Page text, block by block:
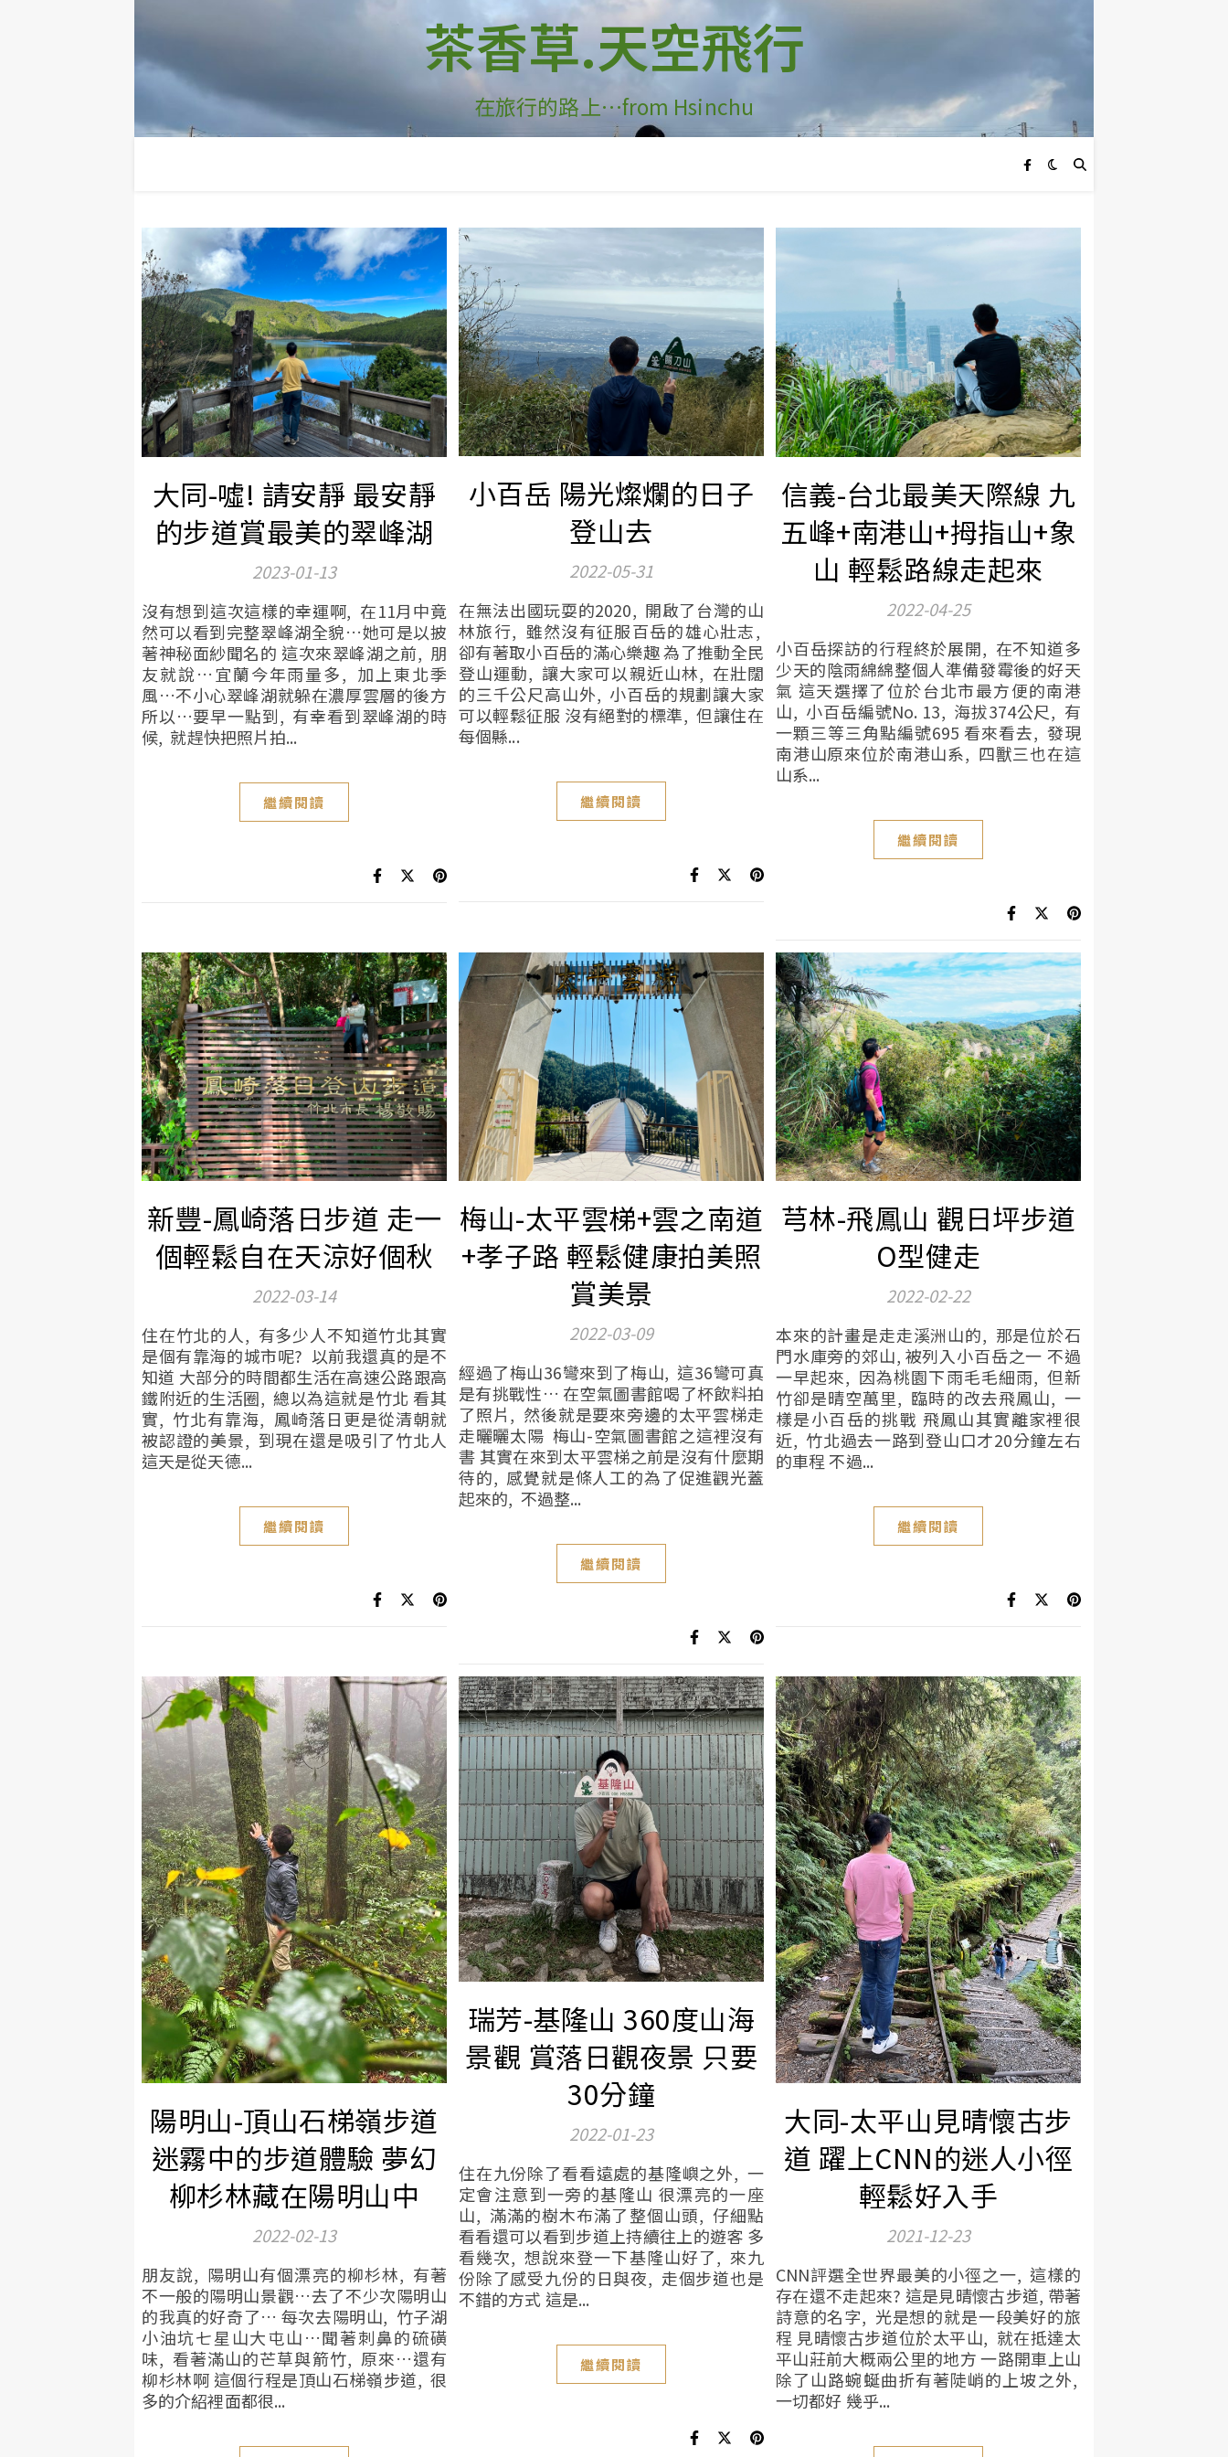
茶香草.天空飛行
在旅行的路上…from Hsinchu
大同-噓! 請安靜 最安靜
的步道賞最美的翠峰湖
2023-01-13
沒有想到這次這樣的幸運啊, 在11月中竟
然可以看到完整翠峰湖全貌…她可是以披
著神秘面紗聞名的 這次來翠峰湖之前, 朋
友就說…宜蘭今年雨量多, 加上東北季
風…不小心翠峰湖就躲在濃厚雲層的後方
所以…要早一點到, 有幸看到翠峰湖的時
候, 就趕快把照片拍...
繼續閱讀
小百岳 陽光燦爛的日子
登山去
2022-05-31
在無法出國玩耍的2020, 開啟了台灣的山
林旅行, 雖然沒有征服百岳的雄心壯志,
卻有著取小百岳的滿心樂趣 為了推動全民
登山運動, 讓大家可以親近山林, 在壯闊
的三千公尺高山外, 小百岳的規劃讓大家
可以輕鬆征服 沒有絕對的標準, 但讓住在
每個縣...
繼續閱讀
信義-台北最美天際線 九
五峰+南港山+拇指山+象
山 輕鬆路線走起來
2022-04-25
小百岳探訪的行程終於展開, 在不知道多
少天的陰雨綿綿整個人準備發霉後的好天
氣 這天選擇了位於台北市最方便的南港
山, 小百岳編號No. 13, 海拔374公尺, 有
一顆三等三角點編號695 看來看去, 發現
南港山原來位於南港山系, 四獸三也在這
山系...
繼續閱讀
新豐-鳳崎落日步道 走一
個輕鬆自在天涼好個秋
2022-03-14
住在竹北的人, 有多少人不知道竹北其實
是個有靠海的城市呢? 以前我還真的是不
知道 大部分的時間都生活在高速公路跟高
鐵附近的生活圈, 總以為這就是竹北 看其
實, 竹北有靠海, 鳳崎落日更是從清朝就
被認證的美景, 到現在還是吸引了竹北人
這天是從天德...
繼續閱讀
梅山-太平雲梯+雲之南道
+孝子路 輕鬆健康拍美照
賞美景
2022-03-09
經過了梅山36彎來到了梅山, 這36彎可真
是有挑戰性… 在空氣圖書館喝了杯飲料拍
了照片, 然後就是要來旁邊的太平雲梯走
走曬曬太陽 梅山-空氣圖書館之這裡沒有
書 其實在來到太平雲梯之前是沒有什麼期
待的, 感覺就是條人工的為了促進觀光蓋
起來的, 不過整...
繼續閱讀
芎林-飛鳳山 觀日坪步道
O型健走
2022-02-22
本來的計畫是走走溪洲山的, 那是位於石
門水庫旁的郊山, 被列入小百岳之一 不過
一早起來, 因為桃園下雨毛毛細雨, 但新
竹卻是晴空萬里, 臨時的改去飛鳳山, 一
樣是小百岳的挑戰 飛鳳山其實離家裡很
近, 竹北過去一路到登山口才20分鐘左右
的車程 不過...
繼續閱讀
陽明山-頂山石梯嶺步道
迷霧中的步道體驗 夢幻
柳杉林藏在陽明山中
2022-02-13
朋友說, 陽明山有個漂亮的柳杉林, 有著
不一般的陽明山景觀…去了不少次陽明山
的我真的好奇了… 每次去陽明山, 竹子湖
小油坑七星山大屯山…聞著刺鼻的硫磺
味, 看著滿山的芒草與箭竹, 原來…還有
柳杉林啊 這個行程是頂山石梯嶺步道, 很
多的介紹裡面都很...
瑞芳-基隆山 360度山海
景觀 賞落日觀夜景 只要
30分鐘
2022-01-23
住在九份除了看看遠處的基隆嶼之外, 一
定會注意到一旁的基隆山 很漂亮的一座
山, 滿滿的樹木布滿了整個山頭, 仔細點
看看還可以看到步道上持續往上的遊客 多
看幾次, 想說來登一下基隆山好了, 來九
份除了感受九份的日與夜, 走個步道也是
不錯的方式 這是...
繼續閱讀
大同-太平山見晴懷古步
道 躍上CNN的迷人小徑
輕鬆好入手
2021-12-23
CNN評選全世界最美的小徑之一, 這樣的
存在還不走起來? 這是見晴懷古步道, 帶著
詩意的名字, 光是想的就是一段美好的旅
程 見晴懷古步道位於太平山, 就在抵達太
平山莊前大概兩公里的地方 一路開車上山
除了山路蜿蜒曲折有著陡峭的上坡之外,
一切都好 幾乎...